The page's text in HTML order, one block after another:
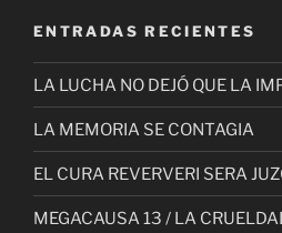
ENTRADAS RECIENTES
LA LUCHA NO DEJÓ QUE LA
LA MEMORIA SE CONTAGIA
EL CURA REVERVERI SERA
MEGACAUSA 13 / LA